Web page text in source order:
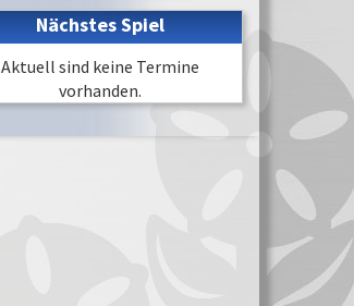
Nächstes Spiel
Aktuell sind keine Termine
vorhanden.